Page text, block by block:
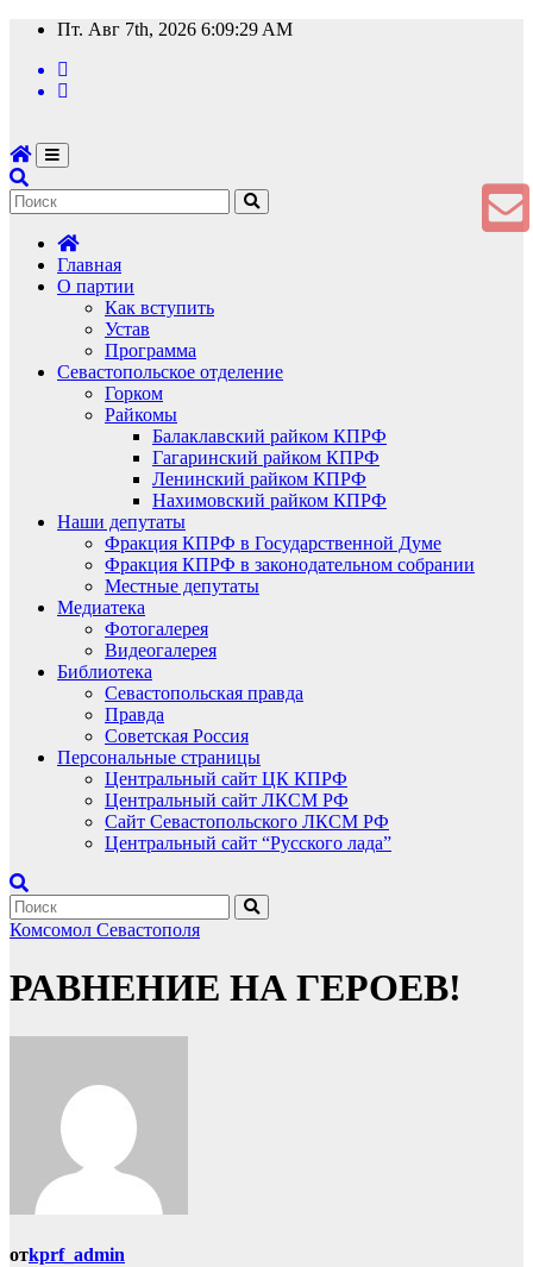
Перейти
содержимому
Пт. Авг 7th, 2026 6:09:30 AM
Главная
О партии
Как вступить
Устав
Программа
Севастопольское отделение
Горком
Райкомы
Балаклавский райком КПРФ
Гагаринский райком КПРФ
Ленинский райком КПРФ
Нахимовский райком КПРФ
Наши депутаты
Фракция КПРФ в Государственной Думе
Фракция КПРФ в законодательном собрании
Местные депутаты
Медиатека
Фотогалерея
Видеогалерея
Библиотека
Севастопольская правда
Правда
Советская Россия
Персональные страницы
Центральный сайт ЦК КПРФ
Центральный сайт ЛКСМ РФ
Сайт Севастопольского ЛКСМ РФ
Центральный сайт “Русского лада”
Комсомол Севастополя
РАВНЕНИЕ НА ГЕРОЕВ!
отkprf_admin